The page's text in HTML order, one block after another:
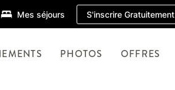
Mes séjours S'inscrire Gratuitement
PHOTOS OFFRES